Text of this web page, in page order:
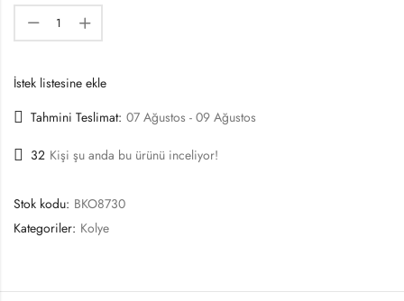
İstek listesine ekle
Tahmini Teslimat: 07 Ağustos - 09 Ağustos
32 Kişi şu anda bu ürünü inceliyor!
Stok kodu: BKO8730
Kategoriler: Kolye